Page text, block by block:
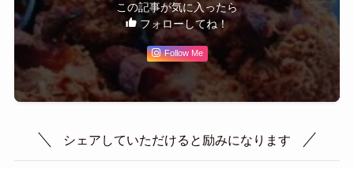
この記事が気に入ったら
フォローしてね！
Follow Me
シェアしていただけると励みになります